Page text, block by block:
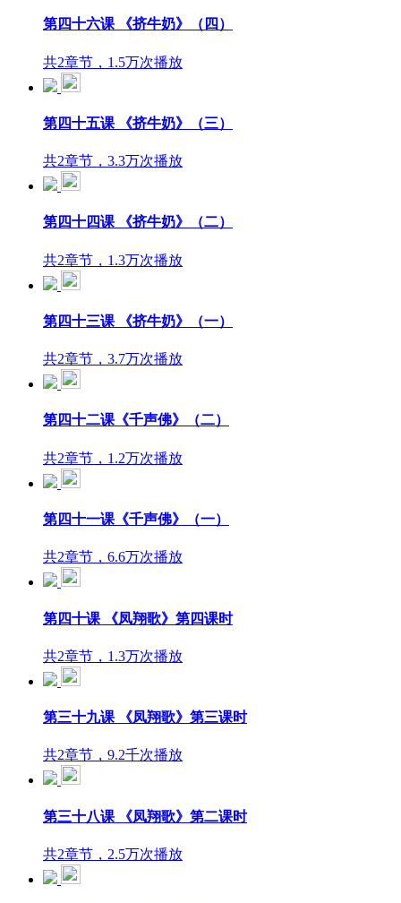
第四十六课 《挤牛奶》（四）
共2章节，1.5万次播放
第四十五课 《挤牛奶》（三）
共2章节，3.3万次播放
第四十四课 《挤牛奶》（二）
共2章节，1.3万次播放
第四十三课 《挤牛奶》（一）
共2章节，3.7万次播放
第四十二课《千声佛》（二）
共2章节，1.2万次播放
第四十一课《千声佛》（一）
共2章节，6.6万次播放
第四十课 《凤翔歌》第四课时
共2章节，1.3万次播放
第三十九课 《凤翔歌》第三课时
共2章节，9.2千次播放
第三十八课 《凤翔歌》第二课时
共2章节，2.5万次播放